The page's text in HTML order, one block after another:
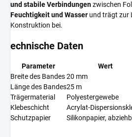
und stabile Verbindungenzwischen
Feuchtigkeit und Wasser und trägt zur
Konstruktion bei.
echnische Daten
Parameter
Wert
Breite des Bandes20 mm
Länge des Bandes25 m
Trägermaterial
Polyestergewebe
Klebeschicht
Acrylat-
Schutzpapier
Silikonpapier,